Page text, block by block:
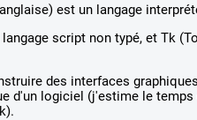
est un langage
script non typé, et Tk
des interfaces
d'un logiciel (j'estime le